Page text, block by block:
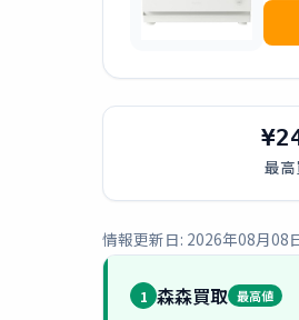
最
情報更新日: 2026年08月08
1 森森買取 最高値